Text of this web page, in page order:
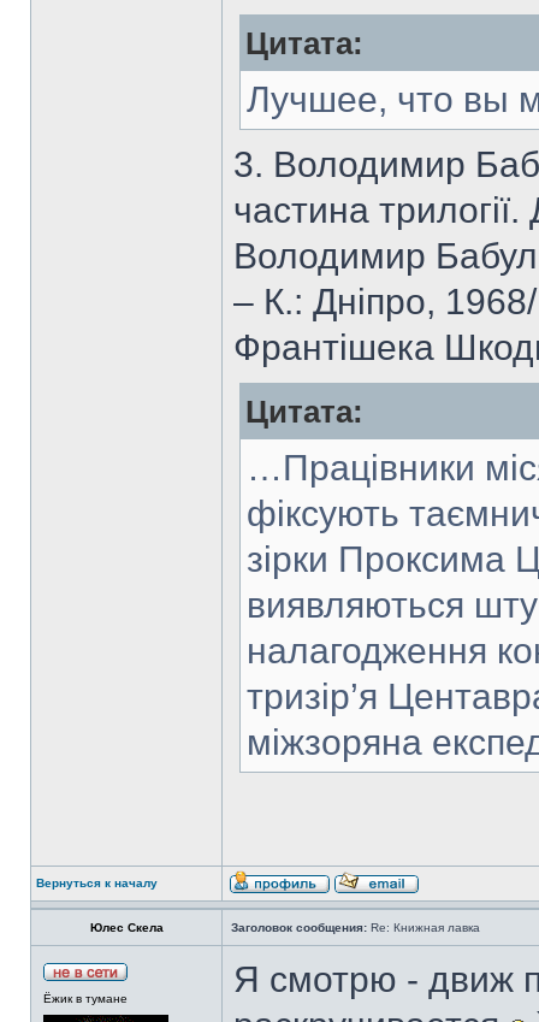
Цитата:
Лучшее, что вы
3. Володимир
частина
Володимир
– К.: Дніпро,
Франтішека
Цитата:
…Працівники
фіксують
зірки Проксима
виявляються
налагодження
тризір’я
міжзоряна
Вернуться к началу
Юлес Скела Заголовок сообщения: Re: Книжная лавка
Ёжик в тумане
Я смотрю - движ